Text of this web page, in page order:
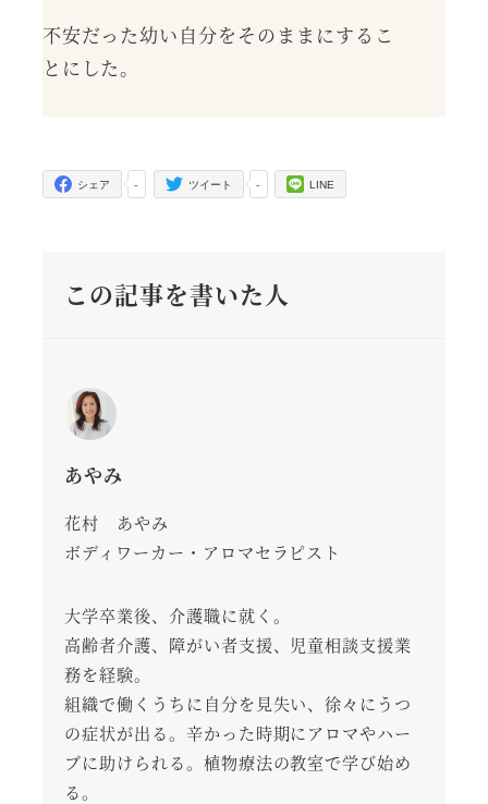
不安だった幼い自分をそのままにするこ
とにした。
-
シェア -
ツイート LINE
この記事を書いた人
あやみ
花村 あやみ
ボディワーカー・アロマセラピスト
大学卒業後、介護職に就く。
高齢者介護、障がい者支援、児童相談支援業
務を経験。
組織で働くうちに自分を見失い、徐々にうつ
の症状が出る。辛かった時期にアロマやハー
ブに助けられる。植物療法の教室で学び始め
る。